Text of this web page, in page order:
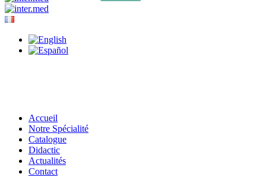
Accueil
Notre Spécialité
Catalogue
Didactic
Actualités
Contact